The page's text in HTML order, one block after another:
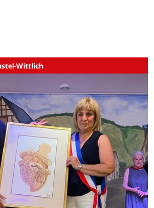
Wittlich